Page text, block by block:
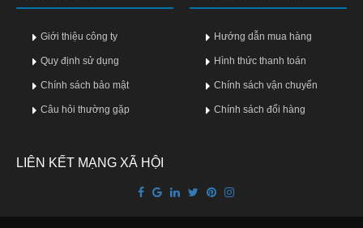
Giới thiệu công ty
Quy định sử dụng
Chính sách bảo mật
Câu hỏi thường gặp
Hướng dẫn mua hàng
Hình thức thanh toán
Chính sách vận chuyển
Chính sách đổi hàng
LIÊN KẾT MẠNG XÃ HỘI